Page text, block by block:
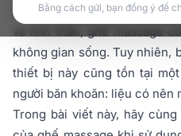
chỉ mang lại sự thư giãn, hỗ
và tinh thần, ghế massage
không gian sống. Tuy nhiên,
thiết bị này cũng tồn tại
người băn khoăn: liệu có nên
Trong bài viết này, hãy
Bằng cách gửi, bạn đồng ý để